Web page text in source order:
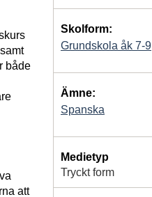
både
att
Skolform:
Grundskola åk 7-9
Ämne:
Spanska
Medietyp
Tryckt form